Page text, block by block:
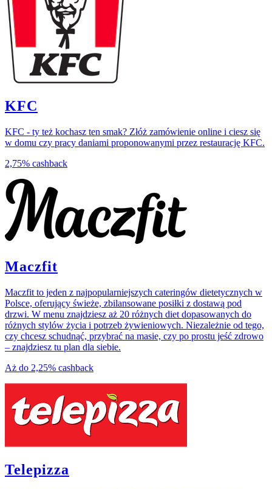
KFC
KFC - ty też kochasz ten smak? Złóż zamówienie online i ciesz się
w domu czy pracy daniami proponowanymi przez restaurację KFC.
2,75% cashback
Maczfit
Maczfit to jeden z najpopularniejszych cateringów dietetycznych w
Polsce, oferujący świeże, zbilansowane posiłki z dostawą pod
drzwi. W menu znajdziesz aż 20 różnych diet dopasowanych do
różnych stylów życia i potrzeb żywieniowych. Niezależnie od tego,
czy chcesz schudnąć, przybrać na masie, czy po prostu jeść zdrowo
– znajdziesz tu plan dla siebie.
Aż do 2,25% cashback
Telepizza